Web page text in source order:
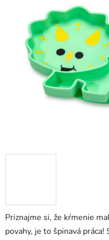
Priznajme si, že kŕmenie
povahy, je to špinavá